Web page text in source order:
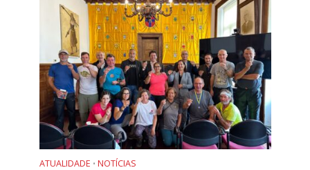
ATUALIDADE • NOTÍCIAS